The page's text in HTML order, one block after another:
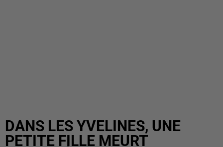
DANS LES YVELINES, UNE
PETITE FILLE MEURT